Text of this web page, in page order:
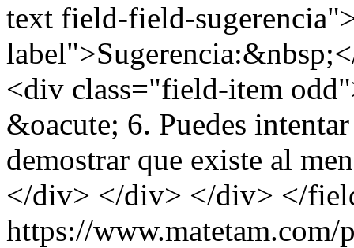
text field-field-
<div class="field-item
&oacute; 6. Puedes
demostrar que existe al
</div> </div> </div> </
https://www.matetam.com/